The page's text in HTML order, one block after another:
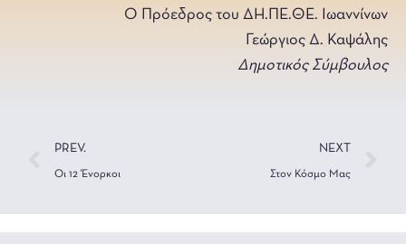
Ο Πρόεδρος του ΔΗ.ΠΕ.ΘΕ. Ιωαννίνων
Γεώργιος Δ. Καψάλης
Δημοτικός Σύμβουλος
PREV.
Οι 12 Ένορκοι
NEXT
Στον Κόσμο Μας